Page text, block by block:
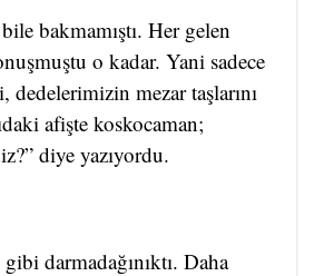
bakmamıştı. Her gelen
o kadar. Yani sadece
mezar taşlarını
afişte koskocaman;
diye yazıyordu.
darmadağınıktı. Daha